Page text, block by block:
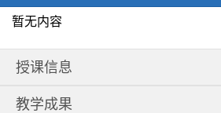
暂无内容
授课信息
教学成果